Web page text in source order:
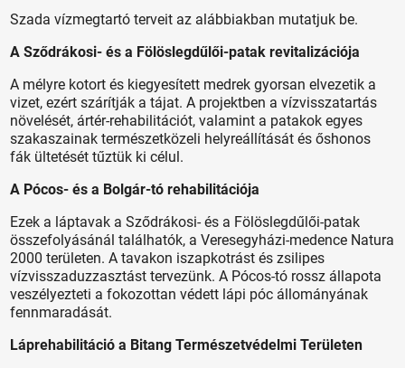
Szada vízmegtartó terveit az alábbiakban mutatjuk be.
A Sződrákosi- és a Fölöslegdűlői-patak revitalizációja
A mélyre kotort és kiegyesített medrek gyorsan elvezetik a
vizet, ezért szárítják a tájat. A projektben a vízvisszatartás
növelését, ártér-rehabilitációt, valamint a patakok egyes
szakaszainak természetközeli helyreállítását és őshonos
fák ültetését tűztük ki célul.
A Pócos- és a Bolgár-tó rehabilitációja
Ezek a láptavak a Sződrákosi- és a Fölöslegdűlői-patak
összefolyásánál találhatók, a Veresegyházi-medence Natura
2000 területen. A tavakon iszapkotrást és zsilipes
vízvisszaduzzasztást tervezünk. A Pócos-tó rossz állapota
veszélyezteti a fokozottan védett lápi póc állományának
fennmaradását.
Láprehabilitáció a Bitang Természetvédelmi Területen